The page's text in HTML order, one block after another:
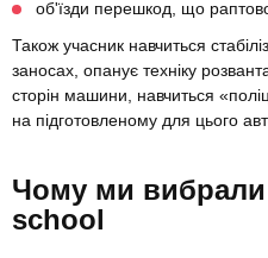
об'їзди перешкод, що
Також учасник навчиться
заносах, опанує техніку
сторін машини, навчиться
на підготовленому для цього
Чому ми
school